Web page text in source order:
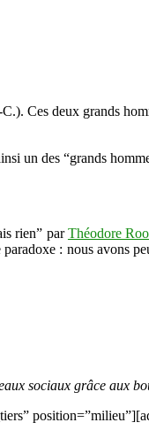
Ces deux grands
un des “grands
rien” parThéodore
: nous avons
sociaux grâce aux